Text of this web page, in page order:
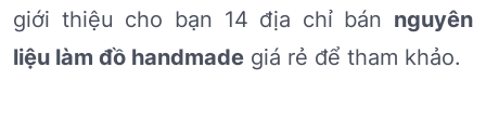
giới thiệu cho bạn 14 địa chỉ bán nguyên
liệu làm đồ handmade giá rẻ để tham khảo.